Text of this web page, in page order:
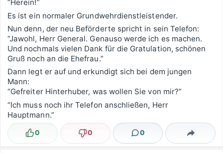
“Herein!”
Es ist ein normaler Grundwehrdienstleistender.
Nun denn, der neu Beförderte spricht in sein Telefon:
“Jawohl, Herr General. Genauso werde ich es machen.
Und nochmals vielen Dank für die Gratulation, schönen
Gruß noch an die Ehefrau.”
Dann legt er auf und erkundigt sich bei dem jungen
Mann:
“Gefreiter Hinterhuber, was wollen Sie von mir?”
“Ich muss noch ihr Telefon anschließen, Herr
Hauptmann.”
Lustig
0 Nicht lustig
0 0
Kommentare Teilen